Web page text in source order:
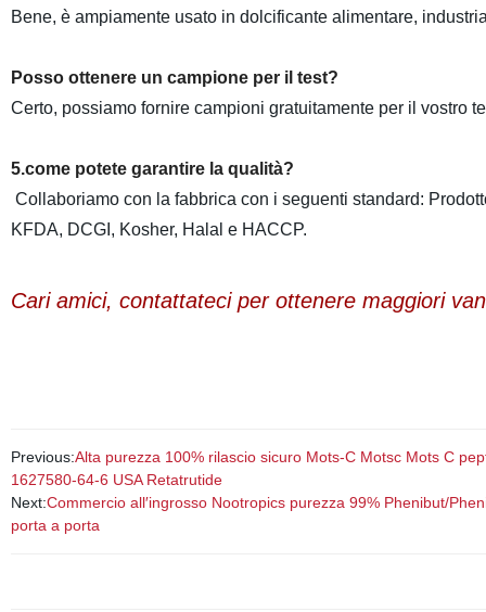
Bene, è ampiamente usato in dolcificante alimentare,
Posso ottenere un campione per il test?
Certo, possiamo fornire campioni gratuitamente per il vostro
5.come potete garantire la qualità?
Collaboriamo con la fabbrica con i seguenti standard:
KFDA, DCGI, Kosher, Halal e HACCP.
Cari amici, contattateci per ottenere maggiori
Previous:Alta purezza 100% rilascio sicuro Mots-C Motsc Mots C
1627580-64-6 USA Retatrutide
Next:Commercio all′ingrosso Nootropics purezza 99% Phenibut/
porta a porta